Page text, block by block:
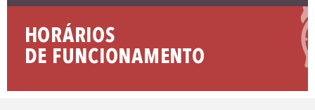
HORÁRIOS
DE FUNCIONAMENTO